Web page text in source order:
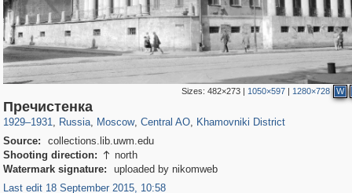
Sizes:482×273 | 1050×597 | 1280×728 W
Пречистенка
1929–1931, Russia
1,406,837
, Moscow
319,861
, Central AO, Khamovniki District
Source:
collections.lib.uwm.edu
Shooting direction:  north
Watermark signature:
uploaded by nikomweb
Last edit 18 September 2015, 10:58